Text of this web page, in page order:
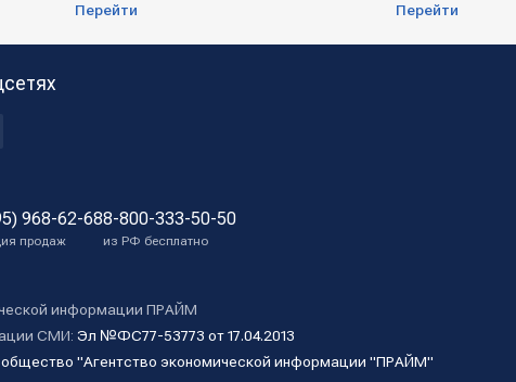
Перейти Перейти
968-62-68
продаж
8-800-333-50-50
из РФ бесплатно
информации ПРАЙМ
СМИ: Эл №ФС77-53773 от 17.04.2013
"Агентство экономической информации "ПРАЙМ"